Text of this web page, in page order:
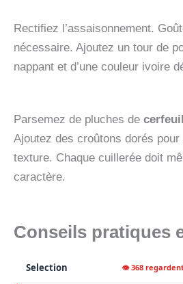
Rectifiez l’assaisonnement.
nécessaire. Ajoutez un tour de
nappant et d’une couleur ivoire
Parsemez de pluches de cerfeuil
Ajoutez des croûtons dorés
texture. Chaque cuillerée doit
caractère.
Conseils pratiques
Selection 👁 368